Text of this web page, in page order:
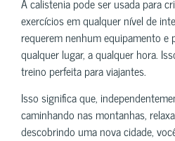
exercícios em qualquer nível de
requerem nenhum equipamento e
qualquer lugar, a qualquer hora.
treino perfeita para viajantes.
Isso significa que,
caminhando nas montanhas,
descobrindo uma nova cidade,